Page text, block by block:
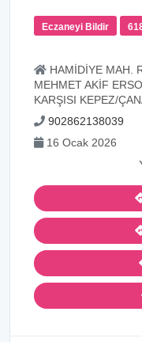
Eczaneyi Bildir
HAMİDİYE MAH.
MEHMET AKİF
KARŞISI KEPEZ/
902862138039
16 Ocak 2026